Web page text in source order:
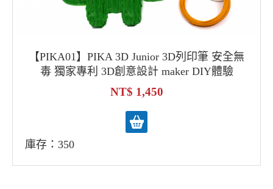
【PIKA01】PIKA 3D Junior 3D列印筆 安全無
毒 獨家專利 3D創意設計 maker DIY體驗
1,450
庫存：350